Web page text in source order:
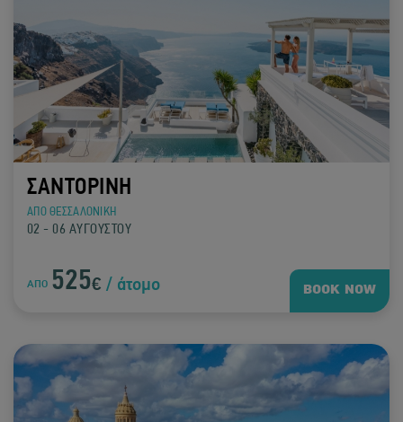
BOOK NOW
ΣΑΝΤΟΡΙΝΗ
ΑΠΟ ΘΕΣΣΑΛΟΝΙΚΗ
02 - 06 ΑΥΓΟΥΣΤΟΥ
ΑΠΟ 525€ / άτομο